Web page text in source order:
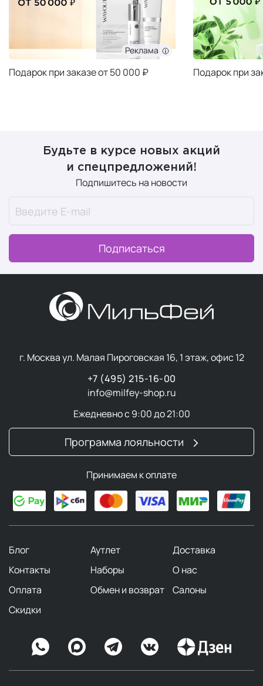
Реклама
Подарок при заказе от 50 000 ₽ Подарок при
Будьте в курсе новых акций
и спецпредложений!
Подпишитесь на новости
Подписаться
г. Москва ул. Малая Пироговская 16, 1 этаж, офис 12
+7 (495) 215-16-00
info@milfey-shop.ru
Ежедневно с 9:00 до 21:00
Программа лояльности
Принимаем к оплате
Блог Аутлет
Доставка
Контакты
Наборы
О нас
Оплата
Обмен и возврат
Салоны
Скидки